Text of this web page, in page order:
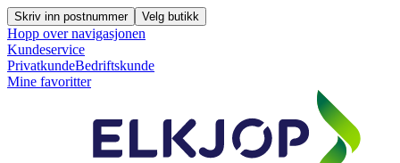
Skriv inn postnummer Velg butikk
Hopp over navigasjonen
Kundeservice
PrivatkundeBedriftskunde
Mine favoritter